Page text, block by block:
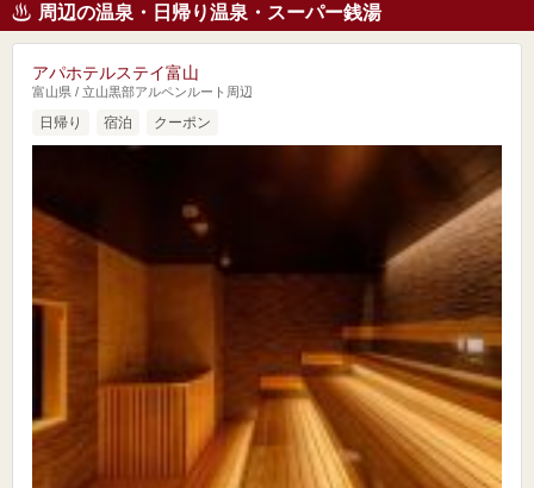
周辺の温泉・日帰り温泉・スーパー銭湯
アパホテルステイ富山
富山県 / 立山黒部アルペンルート周辺
日帰り 宿泊 クーポン